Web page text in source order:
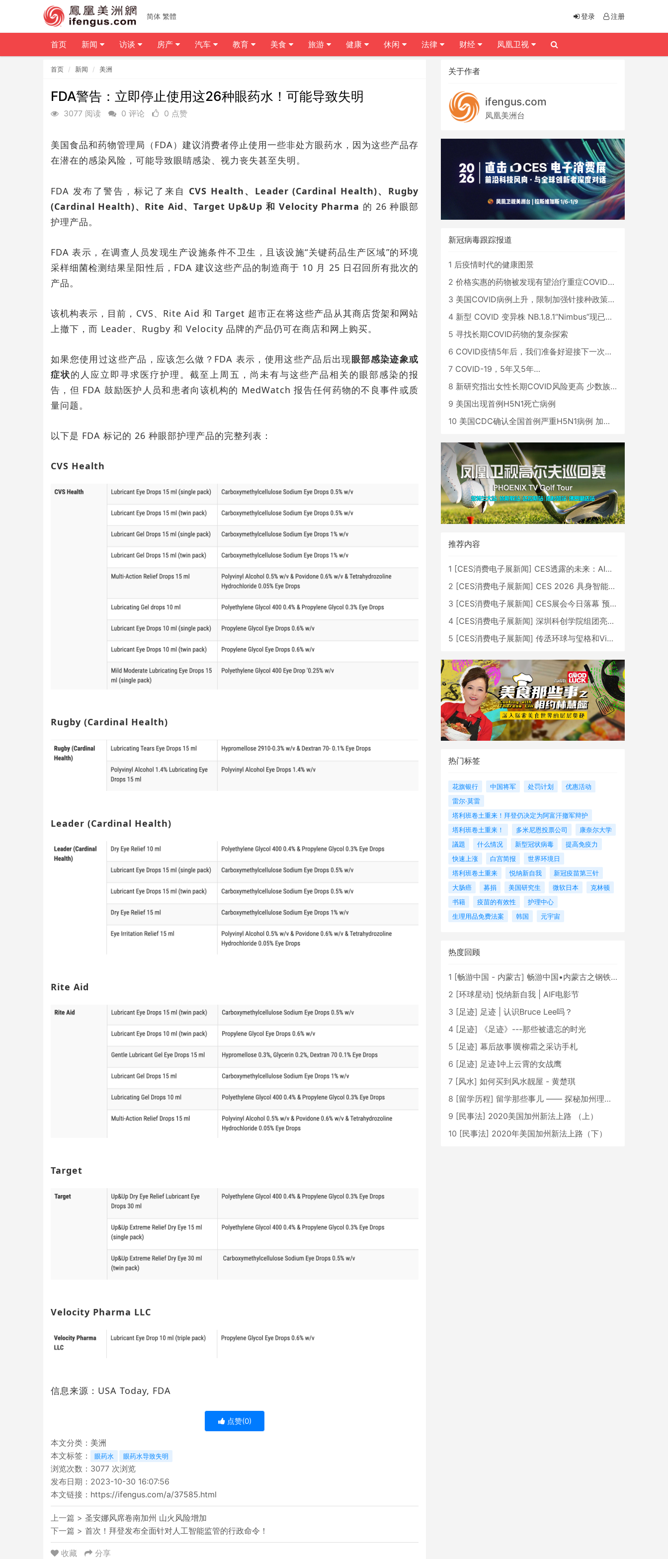
首页 新闻 美洲
FDA警告：立即停止使用这26种眼药水！可能导致失明
3077 阅读 0 评论 0 点赞
美国食品和药物管理局（FDA）建议消费者停止使用一些非处方眼药水，因为这些产品存
在潜在的感染风险，可能导致眼睛感染、视力丧失甚至失明。
FDA 发布了警告，标记了来自 CVS Health、Leader (Cardinal Health)、Rugby
(Cardinal Health)、Rite Aid、Target Up&Up 和 Velocity Pharma 的 26 种眼部
护理产品。
FDA 表示，在调查人员发现生产设施条件不卫生，且该设施“关键药品生产区域”的环境
采样细菌检测结果呈阳性后，FDA 建议这些产品的制造商于 10 月 25 日召回所有批次的
产品。
该机构表示，目前，CVS、Rite Aid 和 Target 超市正在将这些产品从其商店货架和网站
上撤下，而 Leader、Rugby 和 Velocity 品牌的产品仍可在商店和网上购买。
如果您使用过这些产品，应该怎么做？FDA 表示，使用这些产品后出现眼部感染迹象或
症状的人应立即寻求医疗护理。截至上周五，尚未有与这些产品相关的眼部感染的报
告，但 FDA 鼓励医护人员和患者向该机构的 MedWatch 报告任何药物的不良事件或质
量问题。
以下是 FDA 标记的 26 种眼部护理产品的完整列表：
CVS Health
Rugby (Cardinal Health)
Leader (Cardinal Health)
Rite Aid
Target
Velocity Pharma LLC
信息来源：USA Today, FDA
点赞(0)
本文分类： 美洲
本文标签：
眼药水 眼药水导致失明
浏览次数： 3077 次浏览
发布日期：2023-10-30 16:07:56
本文链接： https://ifengus.com/a/37585.html
上一篇 > 圣安娜风席卷南加州 山火风险增加
下一篇 > 首次！拜登发布全面针对人工智能监管的行政命令！
收藏 分享
关于作者
ifengus.com
凤凰美洲台
新冠病毒跟踪报道
1 后疫情时代的健康图景
2 价格实惠的药物被发现有望治疗重症COVID患者
3 美国COVID病例上升，限制加强针接种政策即将出台
4 新型 COVID 变异株 NB.1.8.1“Nimbus”现已在美国占据主导地位
5 寻找长期COVID药物的复杂探索
6 COVID疫情5年后，我们准备好迎接下一次大流行了吗？
7 COVID-19，5年又5年…
8 新研究指出女性长期COVID风险更高 少数族裔儿童存在差异
9 美国出现首例H5N1死亡病例
10 美国CDC确认全国首例严重H5N1病例 加州进入紧急状态
推荐内容
1 [CES消费电子展新闻] CES透露的未来：AI、机器人与智能生活大爆发
2 [CES消费电子展新闻] CES 2026 具身智能与创新领域 中国公司大放异彩
3 [CES消费电子展新闻] CES展会今日落幕 预计2026行业收入将超五千亿美元
4 [CES消费电子展新闻] 深圳科创学院组团亮相CES 广受好评
5 [CES消费电子展新闻] 传丞环球与玺格和VibeLens共同推出全新耳机
热门标签
花旗银行 中国将军 处罚计划
优惠活动
雷尔·莫雷
塔利班卷土重来！拜登仍决定为阿富汗撤军辩护
塔利班卷土重来！
多米尼恩投票公司
康奈尔大学
議題
什么情况 新型冠状病毒
提高免疫力
快速上涨
白宫简报
世界环境日
塔利班卷土重来
悦纳新自我
新冠疫苗第三针
大肠癌
募捐 美国研究生 微软日本
克林顿
书籍
疫苗的有效性
护理中心
生理用品免费法案
韩国 元宇宙
热度回顾
1 [畅游中国 - 内蒙古] 畅游中国•内蒙古之钢铁骄子，魅力包头
2 [环球星动] 悦纳新自我 | AIF电影节
3 [足迹] 足迹 | 认识Bruce Lee吗？
4 [足迹]
《足迹》---那些被遗忘的时光
5 [足迹] 幕后故事∣黄柳霜之采访手札
6 [足迹] 足迹∣冲上云霄的女战鹰
7 [风水] 如何买到风水靓屋 - 黄楚琪
8 [留学历程] 留学那些事儿 —— 探秘加州理工学院Caltech博士生活 [上集]
9 [民事法] 2020美国加州新法上路 （上）
10 [民事法] 2020年美国加州新法上路（下）
简体 繁體 登录 注册
首页 新闻 访谈 房产 汽车 教育 美食 旅游 健康 休闲 法律 财经 凤凰卫视